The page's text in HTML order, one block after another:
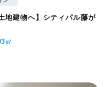
地建物へ】シティパル藤が
㎡